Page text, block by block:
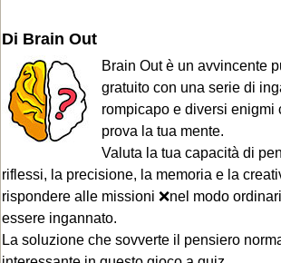
Di Brain Out
Brain Out è un avvincente
gratuito con una serie di
rompicapo e diversi enigmi
prova la tua mente.
Valuta la tua capacità di
riflessi, la precisione, la memoria e la
rispondere alle missioni ❌nel modo
essere ingannato.
La soluzione che sovverte il pensiero